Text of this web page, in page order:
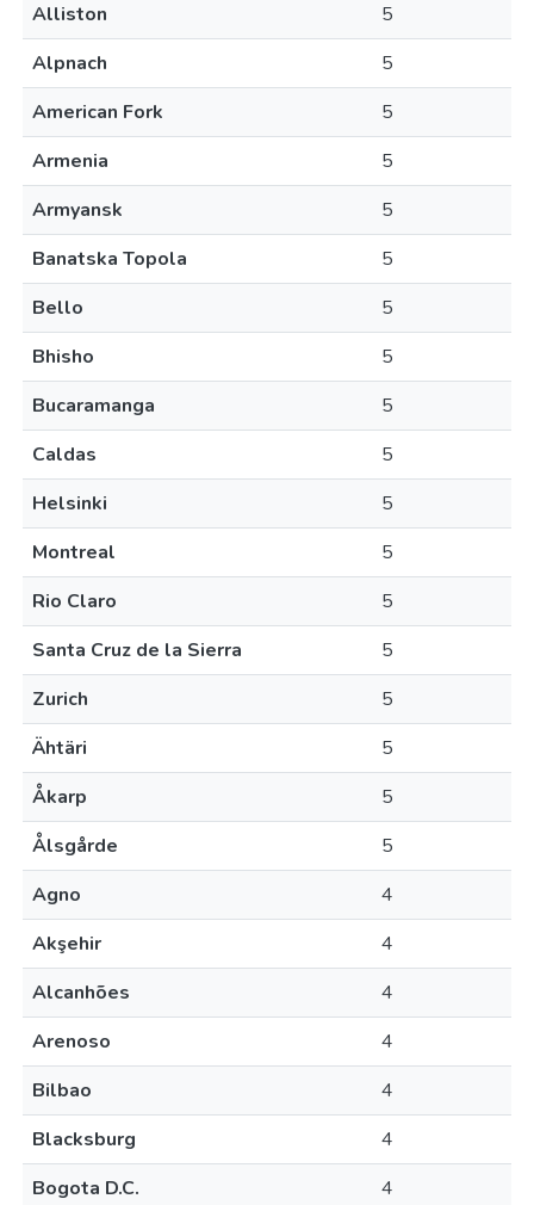
Alliston
5
Alpnach
5
American Fork
5
Armenia
5
Armyansk
5
Banatska Topola
5
Bello
5
Bhisho
5
Bucaramanga
5
Caldas
5
Helsinki
5
Montreal
5
Rio Claro
5
Santa Cruz de la Sierra
5
Zurich
5
Ähtäri
5
Åkarp
5
Ålsgårde
5
Agno
4
Akşehir
4
Alcanhões
4
Arenoso
4
Bilbao
4
Blacksburg
4
Bogota D.C.
4